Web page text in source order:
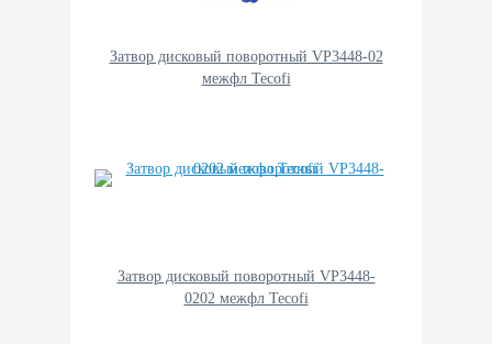
Затвор дисковый поворотный VP3448-02
межфл Tecofi
Затвор дисковый поворотный VP3448-
0202 межфл Tecofi